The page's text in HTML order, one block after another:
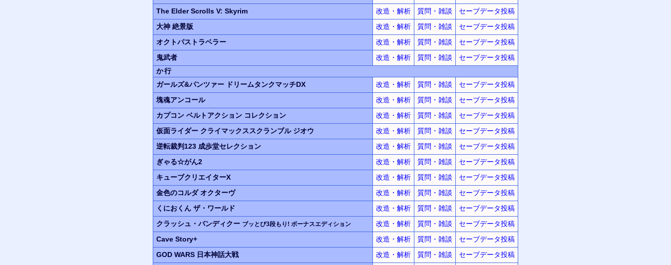
The Elder Scrolls V: Skyrim
改造・解析 質問・雑談
セーブデータ投稿
大神 絶景版 改造・解析 質問・雑談
セーブデータ投稿
オクトパストラベラー
改造・解析 質問・雑談
セーブデータ投稿
鬼武者
改造・解析 質問・雑談
セーブデータ投稿
か行
ガールズ&パンツァー ドリームタンクマッチDX 改造・解析 質問・雑談
セーブデータ投稿
塊魂アンコール 改造・解析 質問・雑談
セーブデータ投稿
カプコン ベルトアクション コレクション 改造・解析 質問・雑談
セーブデータ投稿
仮面ライダー クライマックススクランブル ジオウ 改造・解析 質問・雑談
セーブデータ投稿
逆転裁判123 成歩堂セレクション 改造・解析 質問・雑談
セーブデータ投稿
ぎゃる☆がん2
改造・解析 質問・雑談
セーブデータ投稿
キューブクリエイターX
改造・解析 質問・雑談
セーブデータ投稿
金色のコルダオクターヴ 改造・解析 質問・雑談
セーブデータ投稿
くにおくん ザ・ワールド 改造・解析 質問・雑談
セーブデータ投稿
クラッシュ・バンディクー ブッとび3段もり! ボーナスエディション 改造・解析 質問・雑談
セーブデータ投稿
Cave Story+
改造・解析 質問・雑談
セーブデータ投稿
GOD WARS 日本神話大戦 改造・解析 質問・雑談
セーブデータ投稿